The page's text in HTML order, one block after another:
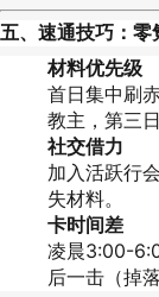
五、 速通技巧：
材料优先级
首日集中刷
教主，第三
社交借力
加入活跃行
失材料。
卡时间差
凌晨3:00-
后一击（掉